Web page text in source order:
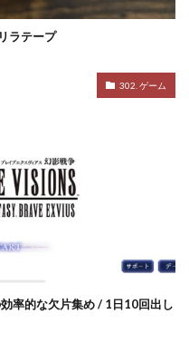
ラテープ
302. ゲーム
効率的な欠片集め / 1日10回出し